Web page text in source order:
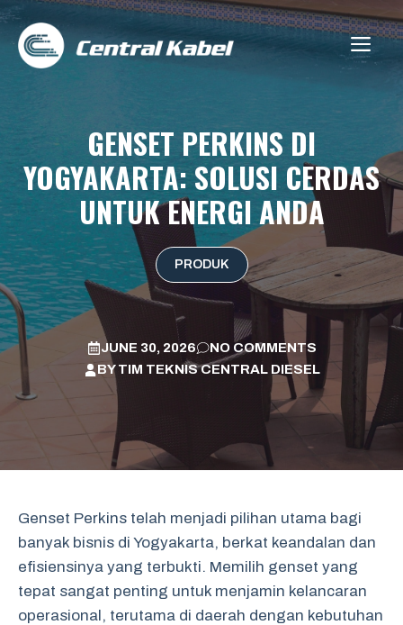
Skip
content
GENSET PERKINS DI
YOGYAKARTA: SOLUSI CERDAS
UNTUK ENERGI ANDA
PRODUK
JUNE 30, 2026
NO COMMENTS
BYTIM TEKNIS CENTRAL DIESEL
Genset Perkins telah menjadi pilihan utama bagi
banyak bisnis di Yogyakarta, berkat keandalan dan
efisiensinya yang terbukti. Memilih genset yang
tepat sangat penting untuk menjamin kelancaran
operasional, terutama di daerah dengan kebutuhan